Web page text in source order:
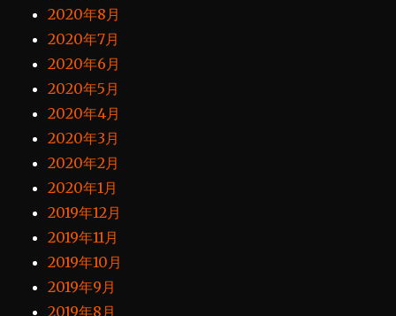
2020年8月
2020年7月
2020年6月
2020年5月
2020年4月
2020年3月
2020年2月
2020年1月
2019年12月
2019年11月
2019年10月
2019年9月
2019年8月